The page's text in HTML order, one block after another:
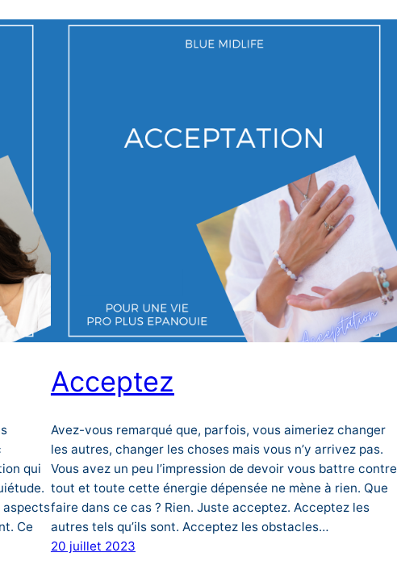
qui
aspects
Ce
Acceptez
Avez-vous remarqué que, parfois, vous aimeriez changer
les autres, changer les choses mais vous n’y arrivez pas.
Vous avez un peu l’impression de devoir vous battre contre
tout et toute cette énergie dépensée ne mène à rien. Que
faire dans ce cas ? Rien. Juste acceptez. Acceptez les
autres tels qu’ils sont. Acceptez les obstacles…
20 juillet 2023